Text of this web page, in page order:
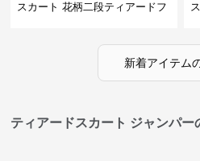
スカート 花柄二段ティアードフ
新着アイテム
ティアードスカート ジャンパー